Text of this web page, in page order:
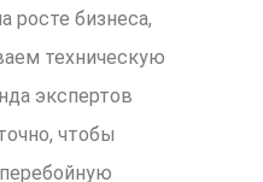
росте бизнеса,
техническую
экспертов
чтобы